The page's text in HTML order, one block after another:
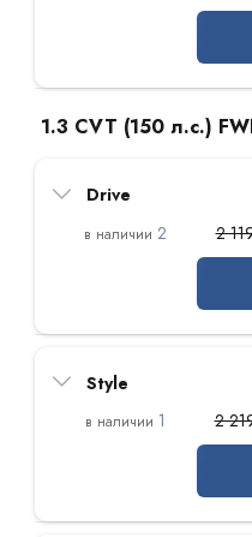
1.3 CVT (150 л.с.)
Drive
2
2
Style
1
2